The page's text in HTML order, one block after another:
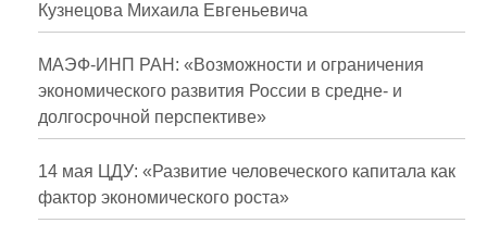
Научная жизнь
Проблемы прогнозирования
О журнале
Номера журналов
Кузнецова Михаила Евгеньевича
МАЭФ-ИНП РАН: «Возможности и ограничения
экономического развития России в средне- и
долгосрочной перспективе»
14 мая ЦДУ: «Развитие человеческого капитала как
фактор экономического роста»